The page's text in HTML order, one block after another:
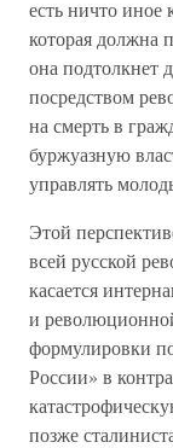
есть ничто
которая должна
она подтолкнет
посредством
на смерть в
буржуазную
управлять
Этой
всей русской
касается
и
формулировки
России» в
позже